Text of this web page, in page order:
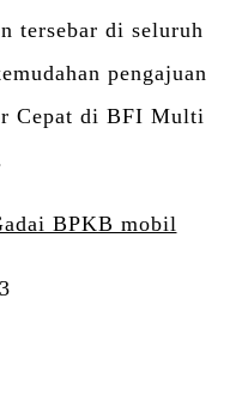
tersebar di seluruh
pengajuan
Cepat di BFI Multi
BPKB mobil